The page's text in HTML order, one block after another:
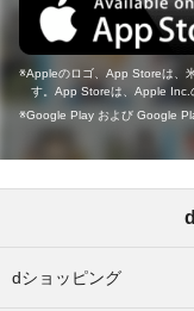
Appleのロゴ、App Storeは、
す。App Storeは、Apple Inc.
Google Play および Google
dショッピング